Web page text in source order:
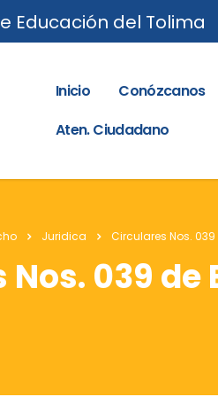
Educación del Tolima
Inicio Conózcanos
Aten. Ciudadano
Juridica Circulares Nos. 039
039 de